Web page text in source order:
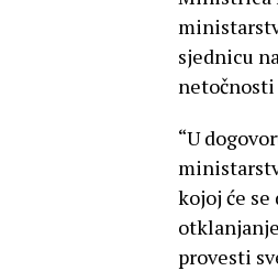
sjednicu
netočnosti
“U
kojoj će
provesti